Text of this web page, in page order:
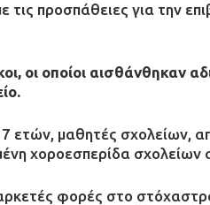
προσπάθειες για την
οι οποίοι αισθάνθηκαν
ετών, μαθητές σχολείων,
χοροεσπερίδα
φορές στο